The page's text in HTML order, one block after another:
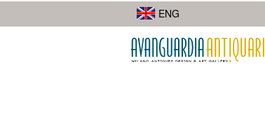
I suoi lavori di street photography mostrano la diversità
ENG